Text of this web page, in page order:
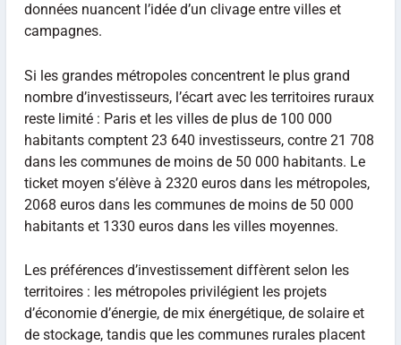
données nuancent l’idée d’un clivage entre villes et
campagnes.
Si les grandes métropoles concentrent le plus grand
nombre d’investisseurs, l’écart avec les territoires ruraux
reste limité : Paris et les villes de plus de 100 000
habitants comptent 23 640 investisseurs, contre 21 708
dans les communes de moins de 50 000 habitants. Le
ticket moyen s’élève à 2320 euros dans les métropoles,
2068 euros dans les communes de moins de 50 000
habitants et 1330 euros dans les villes moyennes.
Les préférences d’investissement diffèrent selon les
territoires : les métropoles privilégient les projets
d’économie d’énergie, de mix énergétique, de solaire et
de stockage, tandis que les communes rurales placent